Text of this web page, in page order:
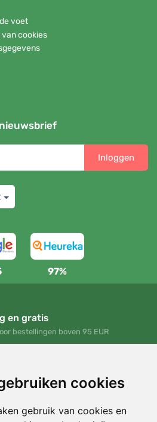
cookies
gebruik van cookies en
voet
cookies
Inloggen
97%
en gratis
bestellingen boven 95 EUR
op elk gewenst moment binnen 90
ruilen